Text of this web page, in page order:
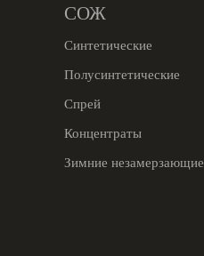
СОЖ
Синтетические
Полусинтетические
Спрей
Концентраты
Зимние незамерзающие